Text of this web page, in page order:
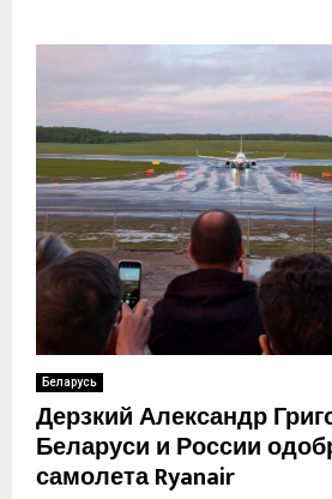
Беларусь
Дерзкий Александр
Беларуси и России
самолета Ryanair